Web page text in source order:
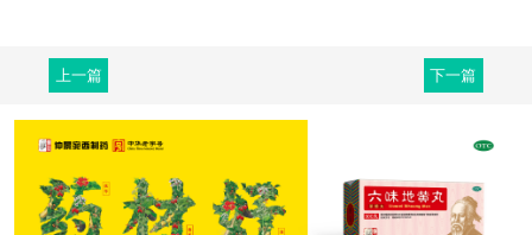
上一篇 下一篇